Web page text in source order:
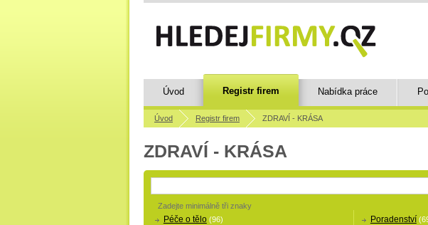
Úvod Registr firem Nabídka práce
Úvod Registr firem ZDRAVÍ - KRÁSA
ZDRAVÍ - KRÁSA
Zadejte minimálně tři znaky
Péče o tělo (96) Poradenství